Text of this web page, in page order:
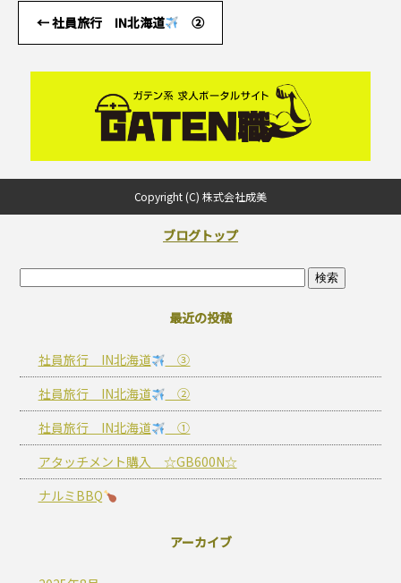
←社員旅行 IN北海道 ②
Copyright (C) 株式会社成美
ブログトップ
最近の投稿
社員旅行 IN北海道
③
社員旅行 IN北海道
②
社員旅行 IN北海道
①
アタッチメント購入 ☆GB600N☆
ナルミBBQ
アーカイブ